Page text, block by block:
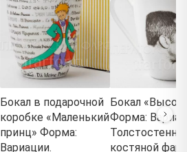
Бокал в подарочной
коробке «Маленький
принц» Форма:
Вариации.
Бокал
Форма:
костяной